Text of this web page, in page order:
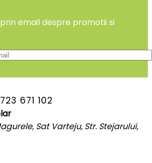
email despre promotii si
671 102
Sat Varteju, Str. Stejarului,